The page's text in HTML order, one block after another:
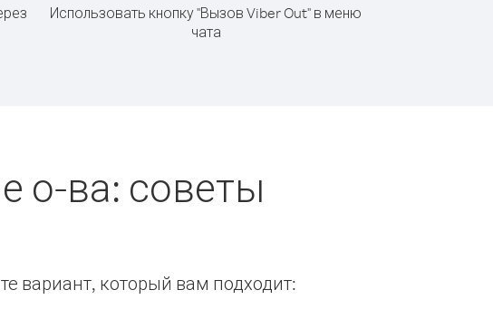
Использовать кнопку "Вызов Viber Out" в меню
чата
о-ва: советы
вариант, который вам подходит: